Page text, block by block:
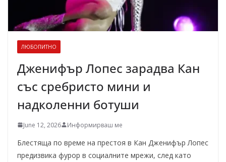
ЛЮБОПИТНО
Дженифър Лопес зарадва Кан
със сребристо мини и
надколенни ботуши
June 12, 2026 Информирваш ме
Блестяща по време на престоя в Кан Дженифър Лопес
предизвика фурор в социалните мрежи, след като